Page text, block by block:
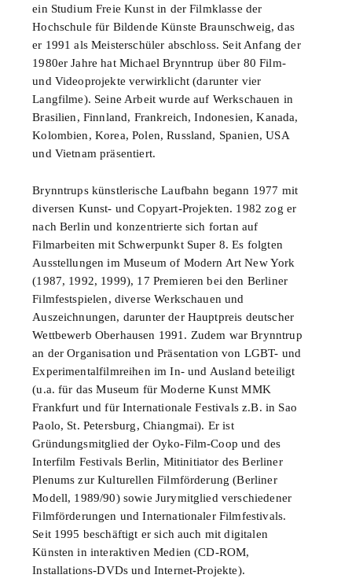
ein Studium Freie Kunst in der Filmklasse der
Hochschule für Bildende Künste Braunschweig, das
er 1991 als Meisterschüler abschloss. Seit Anfang der
1980er Jahre hat Michael Brynntrup über 80 Film-
und Videoprojekte verwirklicht (darunter vier
Langfilme). Seine Arbeit wurde auf Werkschauen in
Brasilien, Finnland, Frankreich, Indonesien, Kanada,
Kolombien, Korea, Polen, Russland, Spanien, USA
und Vietnam präsentiert.
Brynntrups künstlerische Laufbahn begann 1977 mit
diversen Kunst- und Copyart-Projekten. 1982 zog er
nach Berlin und konzentrierte sich fortan auf
Filmarbeiten mit Schwerpunkt Super 8. Es folgten
Ausstellungen im Museum of Modern Art New York
(1987, 1992, 1999), 17 Premieren bei den Berliner
Filmfestspielen, diverse Werkschauen und
Auszeichnungen, darunter der Hauptpreis deutscher
Wettbewerb Oberhausen 1991. Zudem war Brynntrup
an der Organisation und Präsentation von LGBT- und
Experimentalfilmreihen im In- und Ausland beteiligt
(u.a. für das Museum für Moderne Kunst MMK
Frankfurt und für Internationale Festivals z.B. in Sao
Paolo, St. Petersburg, Chiangmai). Er ist
Gründungsmitglied der Oyko-Film-Coop und des
Interfilm Festivals Berlin, Mitinitiator des Berliner
Plenums zur Kulturellen Filmförderung (Berliner
Modell, 1989/90) sowie Jurymitglied verschiedener
Filmförderungen und Internationaler Filmfestivals.
Seit 1995 beschäftigt er sich auch mit digitalen
Künsten in interaktiven Medien (CD-ROM,
Installations-DVDs und Internet-Projekte).